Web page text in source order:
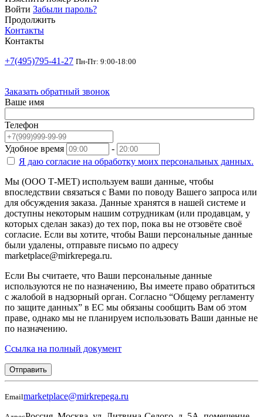
Войти Забыли пароль?
Продолжить
Контакты
Контакты
+7(495)795-41-27 Пн-Пт: 9:00-18:00
Заказать обратный звонок
Ваше имя
Телефон
Удобное время
-
Я даю согласие на обработку моих персональных данных.
Мы (ООО Т-МЕТ) используем ваши данные, чтобы
впоследствии связаться с Вами по поводу Вашего запроса или
для обсуждения заказа. Данные хранятся в нашей системе и
доступны некоторым нашим сотрудникам (или продавцам, у
которых сделан заказ) до тех пор, пока вы не отзовёте своё
согласие. Если вы хотите, чтобы Ваши персональные данные
были удалены, отправьте письмо по адресу
marketplace@mirkrepega.ru.
Если Вы считаете, что Ваши персональные данные
используются не по назначению, Вы имеете право обратиться
с жалобой в надзорный орган. Согласно “Общему регламенту
по защите данных” в ЕС мы обязаны сообщить Вам об этом
праве, однако мы не планируем использовать Ваши данные не
по назначению.
Ссылка на полный документ
Отправить
Emailmarketplace@mirkrepega.ru